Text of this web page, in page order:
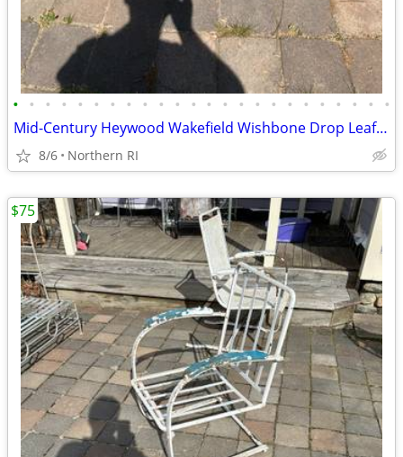
• • • • • • • • • • • • • • • • • • • • • • • •
Mid-Century Heywood Wakefield Wishbone Drop Leaf Dining table A476
8/6 Northern RI
$75